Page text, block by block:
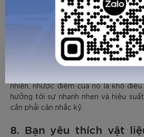
Theo quy định, kích thước vợt
chiều dài thường vào khoảng 16 inch,
có thể thay đổi một chút bằng cách
có cây vợt dài hơn.
nhiên, nhược điểm của nó là khó
hưởng tới sự nhanh nhẹn và hiệu
cần phải cân nhắc kỹ.
8. Bạn yêu thích vật